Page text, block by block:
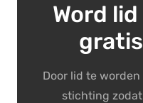
Word
Door lid te worden
stichting